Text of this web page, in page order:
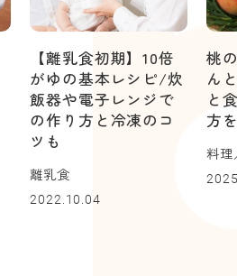
【離乳食初期】10倍
がゆの基本レシピ/炊
飯器や電子レンジで
の作り方と冷凍のコ
ツも
離乳食
2022.10.04
桃
ん
と
方
料